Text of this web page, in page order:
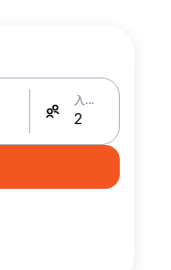
入住人数